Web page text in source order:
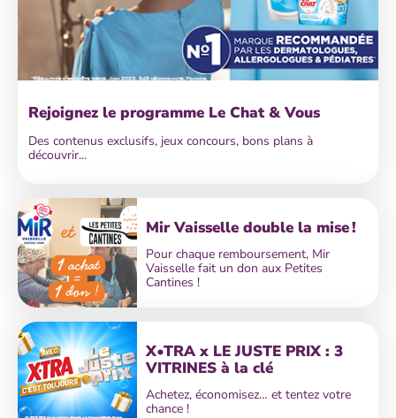
Rejoignez le programme Le Chat & Vous
Des contenus exclusifs, jeux concours, bons plans à
découvrir...
Mir Vaisselle double la mise !
Pour chaque remboursement, Mir
Vaisselle fait un don aux Petites
Cantines !
X•TRA x LE JUSTE PRIX : 3
VITRINES à la clé
Achetez, économisez… et tentez votre
chance !